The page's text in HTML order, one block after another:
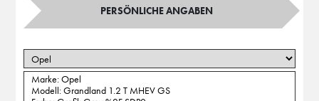
PERSÖNLICHE ANGABEN